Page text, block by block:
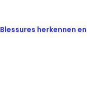
Blessures herkennen en